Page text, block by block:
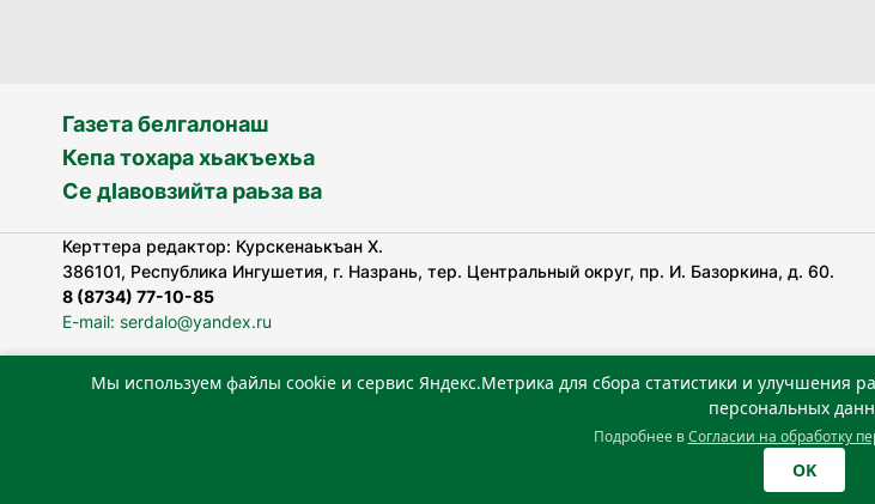
Газета белгалонаш
Кепа тохара хьакъехьа
Се дӀавовзийта раьза ва
Керттера редактор: Курскенаькъан Х.
386101, Республика Ингушетия, г. Назрань, тер. Центральный округ, пр. И. Базоркина, д. 60.
8 (8734) 77-10-85
E-mail: serdalo@yandex.ru
«Сердало» газета арадувлар чIоагIдаьд бувзамеи, хоам беча гIирсаштеи, цар дуккхача
Реестровая запись СМИ: ЭЛ № ФС 77-78323 от 15.05.2020 г. Учредитель: Государственное
Мы используем файлы cookie и сервис Яндекс.Метрика для сбора статистики и улучшения
персональных
Подробнее вСогласии на обработку
OK